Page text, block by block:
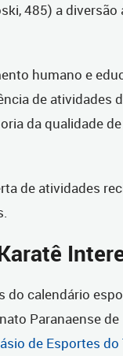
485) a
humano e
de atividades
da qualidade
de atividades
do calendário
Paranaense de
de Esportes do